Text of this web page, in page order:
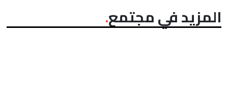
المزيد في مجتمع